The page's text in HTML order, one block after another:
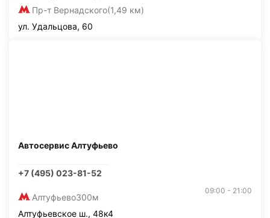
Пр-т Вернадского(1,49 км)
ул. Удальцова, 60
Автосервис Алтуфьево
+7 (495) 023-81-52
Алтуфьево300м
09:00 - 21:00
Алтуфьевское ш., 48к4